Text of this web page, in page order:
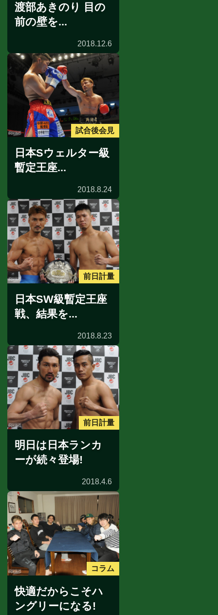
渡部あきのり 目の
前の壁を...
2018.12.6
試合後会見
日本Sウェルター級
暫定王座...
2018.8.24
前日計量
日本SW級暫定王座
戦、結果を...
2018.8.23
前日計量
明日は日本ランカ
ーが続々登場!
2018.4.6
コラム
快適だからこそハ
ングリーになる!